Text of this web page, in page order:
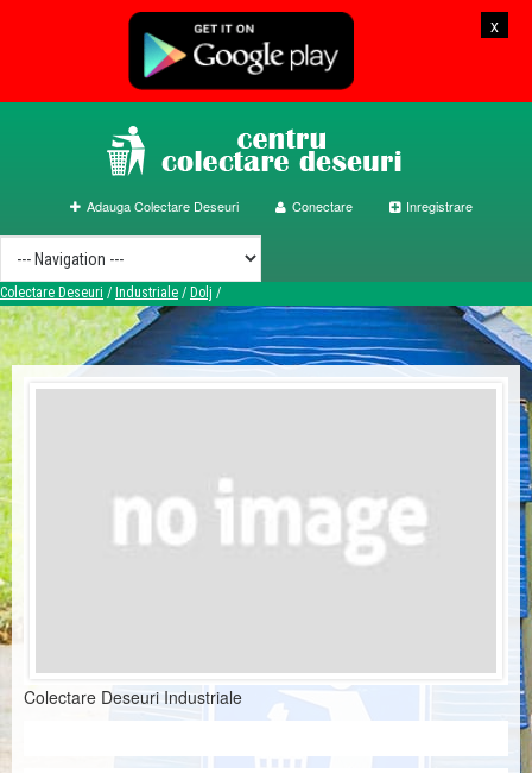
x
Adauga Colectare Deseuri Conectare Inregistrare
Colectare Deseuri / Industriale / Dolj /
Colectare Deseuri Industriale